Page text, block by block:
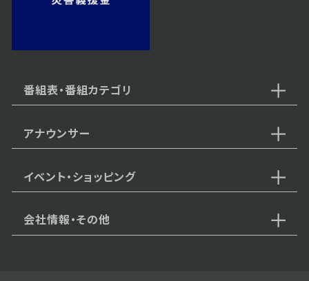
2023年12月25日 放送
番組表・番組カテゴリ
アナウンサー
イベント・ショッピング
会社情報・その他